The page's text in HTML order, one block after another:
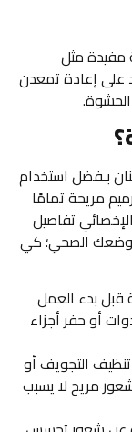
مفيدة مثل
على إعادة تمعدن
بـفضل استخدام
مريحة تمامًا
تفاصيل
وضعك الصحي؛ كي
قبل بدء العمل
أو حفر أجزاء
التجويف أو
مريح لا يسبب